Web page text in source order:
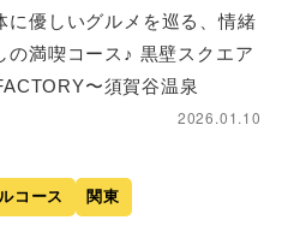
に優しいグルメを巡る、情緒
の満喫コース♪ 黒壁スクエア
〜須賀谷温泉
2026.01.10
コース 関東